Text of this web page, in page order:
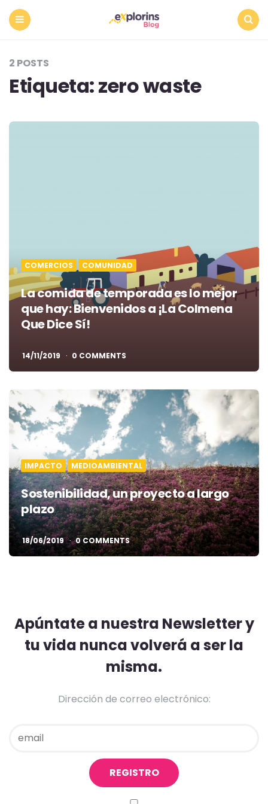
2 POSTS
Etiqueta:zero waste
COMERCIOS COMUNIDAD
La comida de temporada es lo mejor
que hay: Bienvenidos a ¡La Colmena
Que Dice Sí!
14/11/2019 0 COMMENTS
IMPACTO MEDIOAMBIENTAL
Sostenibilidad, un proyecto a largo
plazo
18/06/2019 0 COMMENTS
Apúntate a nuestra Newsletter y
tu vida nunca volverá a ser la
misma.
Dirección de correo electrónico: